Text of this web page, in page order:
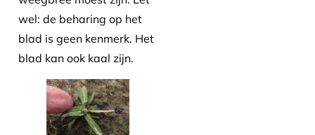
wel: de beharing op het
blad is geen kenmerk. Het
blad kan ook kaal zijn.